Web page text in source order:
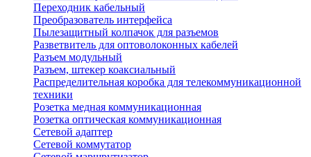
Переходник кабельный
Преобразователь интерфейса
Пылезащитный колпачок для разъемов
Разветвитель для оптоволоконных кабелей
Разъем модульный
Разъем, штекер коаксиальный
Распределительная коробка для телекоммуникационной
техники
Розетка медная коммуникационная
Розетка оптическая коммуникационная
Сетевой адаптер
Сетевой коммутатор